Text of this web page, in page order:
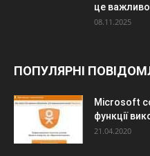
це важливо
08.11.2025
ПОПУЛЯРНІ
Microsoft
функції
21.04.2020